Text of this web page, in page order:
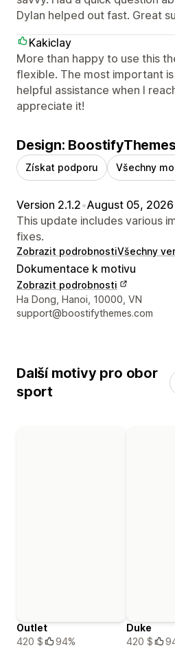
Dylan helped out fast. Great
Kakiclay
More than happy to use this
flexible. The most important
helpful assistance when I
appreciate it!
Design: BoostifyThemes
Získat podporu Všechny
Version 2.1.2•August 05, 2026
This update includes various
fixes.
Zobrazit podrobnostiVšechny
Dokumentace k motivu
Zobrazit podrobnosti
Kontaktní údaje designéra
Ha Dong, Hanoi, 10000, VN
support@boostifythemes.com
Další motivy pro obor
sport
Outlet
420 $
94%
Duke
420 $